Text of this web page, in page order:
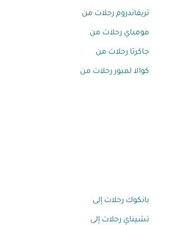
تريفاندروم رحلات من
مومباي رحلات من
جاكرتا رحلات من
كوالا لمبور رحلات من
بانكوك رحلات إلى
تشيناي رحلات إلى